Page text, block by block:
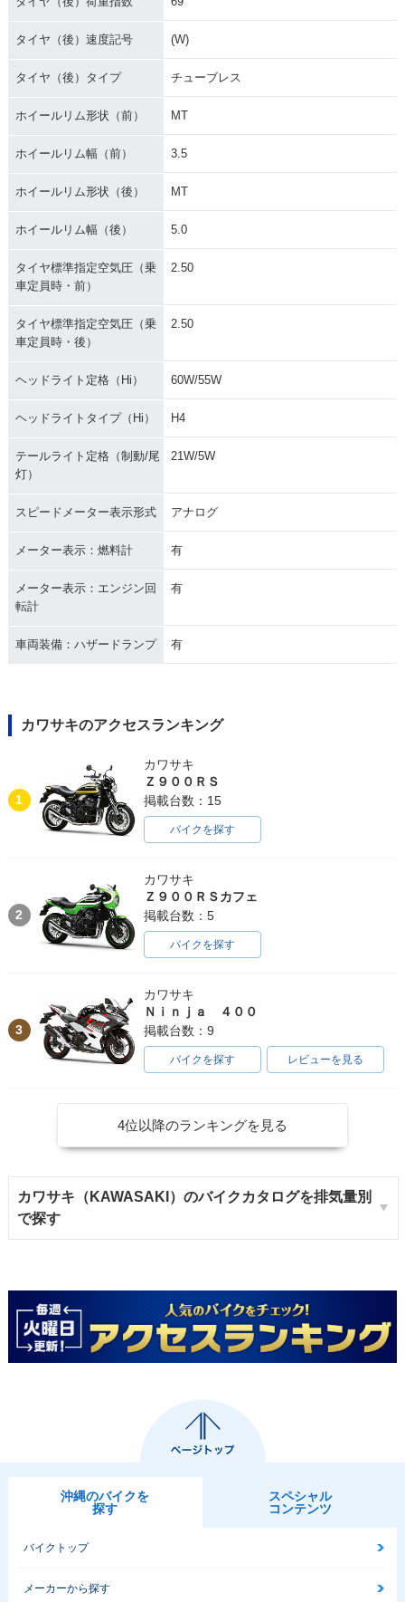
タイヤ（後）速度記号 (W)
タイヤ（後）タイプ チューブレス
ホイールリム形状（前） MT
ホイールリム幅（前） 3.5
ホイールリム形状（後） MT
ホイールリム幅（後） 5.0
タイヤ標準指定空気圧（乗
車定員時・前）
2.50
タイヤ標準指定空気圧（乗
車定員時・後）
2.50
ヘッドライト定格（Hi） 60W/55W
ヘッドライトタイプ（Hi） H4
テールライト定格（制動/尾
灯）
21W/5W
スピードメーター表示形式 アナログ
メーター表示：燃料計 有
メーター表示：エンジン回
転計
有
車両装備：ハザードランプ 有
カワサキのアクセスランキング
1
カワサキ
Ｚ９００ＲＳ
掲載台数：15
バイクを探す
2
カワサキ
Ｚ９００ＲＳカフェ
掲載台数：5
バイクを探す
3
カワサキ
Ｎｉｎｊａ ４００
掲載台数：9
バイクを探す レビューを見る
4位以降のランキングを見る
カワサキ（KAWASAKI）のバイクカタログを排気量別
で探す
沖縄のバイクを
探す
スペシャル
コンテンツ
バイクトップ
メーカーから探す